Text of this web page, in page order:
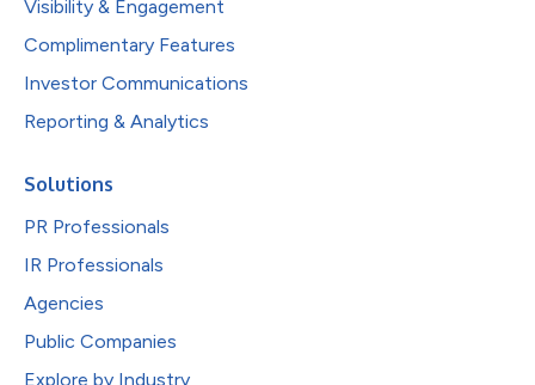
Visibility & Engagement
Complimentary Features
Investor Communications
Reporting & Analytics
Solutions
PR Professionals
IR Professionals
Agencies
Public Companies
Explore by Industry